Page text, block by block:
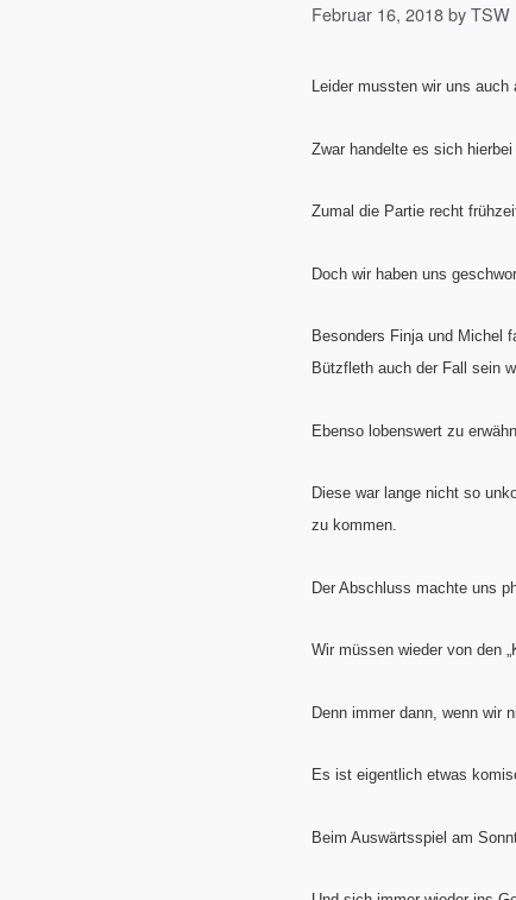
Februar 16, 2018 by TSW
Leider mussten wir uns
Zwar handelte es sich
Zumal die Partie recht
Doch wir haben uns
Besonders Finja und Michel
Bützfleth auch der Fall sein
Ebenso lobenswert zu
Diese war lange nicht so
zu kommen.
Der Abschluss machte uns
Wir müssen wieder von den
Denn immer dann, wenn wir
Es ist eigentlich etwas
Beim Auswärtsspiel am